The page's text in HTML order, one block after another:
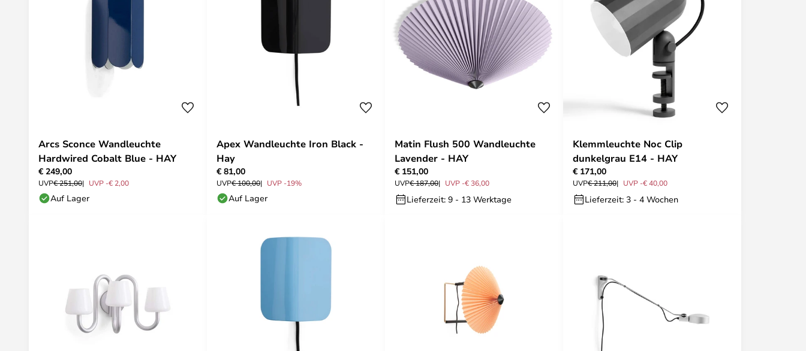
Arcs Sconce Wandleuchte
Hardwired Cobalt Blue - HAY
€ 249,00
UVP€ 251,00 UVP -€ 2,00
Auf Lager
Apex Wandleuchte Iron Black -
Hay
€ 81,00
UVP€ 100,00 UVP -19%
Auf Lager
Matin Flush 500 Wandleuchte
Lavender - HAY
€ 151,00
UVP€ 187,00 UVP -€ 36,00
Lieferzeit: 9 - 13 Werktage
Klemmleuchte Noc Clip
dunkelgrau E14 - HAY
€ 171,00
UVP€ 211,00 UVP -€ 40,00
Lieferzeit: 3 - 4 Wochen